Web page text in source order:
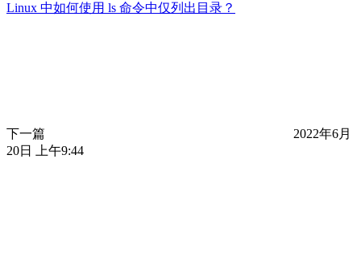
Linux 中如何使用 ls 命令中仅列出目录？
下一篇
2022年6月
20日 上午9:44